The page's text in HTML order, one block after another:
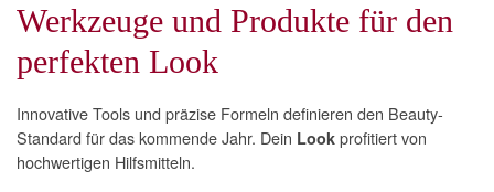
Werkzeuge und Produkte für den
perfekten Look
Innovative Tools und präzise Formeln definieren den Beauty-
Standard für das kommende Jahr. Dein Look profitiert von
hochwertigen Hilfsmitteln.